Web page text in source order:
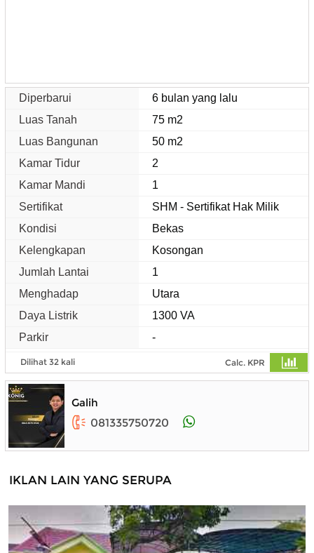
Diperbarui
6 bulan yang lalu
Luas Tanah
75 m2
Luas Bangunan
50 m2
Kamar Tidur
2
Kamar Mandi
1
Sertifikat
SHM - Sertifikat Hak Milik
Kondisi
Bekas
Kelengkapan
Kosongan
Jumlah Lantai
1
Menghadap
Utara
Daya Listrik
1300 VA
Parkir
-
Dilihat 32 kali Calc. KPR
Galih
081335750720
IKLAN LAIN YANG SERUPA